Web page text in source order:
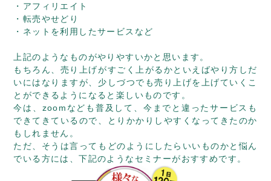
・アフィリエイト
・転売やせどり
・ネットを利用したサービスなど
上記のようなものがやりやすいかと思います。
もちろん、売り上げがすごく上がるかといえばやり方しだ
いにはなりますが、少しづつでも売り上げを上げていくこ
とができるようになると楽しいものです。
今は、zoomなども普及して、今までと違ったサービスも
できてきているので、とりかかりしやすくなってきたのか
もしれません。
ただ、そうは言ってもどのようにしたらいいものかと悩ん
でいる方には、下記のようなセミナーがおすすめです。